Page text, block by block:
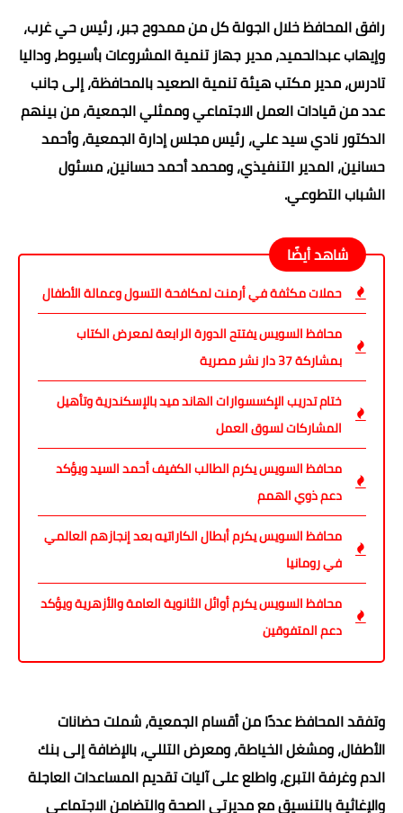
رافق المحافظ خلال الجولة كل من ممدوح جبر، رئيس حي غرب،
وإيهاب عبدالحميد، مدير جهاز تنمية المشروعات بأسيوط، وداليا
تادرس، مدير مكتب هيئة تنمية الصعيد بالمحافظة، إلى جانب
عدد من قيادات العمل الاجتماعي وممثلي الجمعية، من بينهم
الدكتور نادي سيد علي، رئيس مجلس إدارة الجمعية، وأحمد
حسانين، المدير التنفيذي، ومحمد أحمد حسانين، مسئول
الشباب التطوعي.
شاهد أيضًا
حملات مكثفة في أرمنت لمكافحة التسول وعمالة الأطفال
محافظ السويس يفتتح الدورة الرابعة لمعرض الكتاب
بمشاركة 37 دار نشر مصرية
ختام تدريب الإكسسوارات الهاند ميد بالإسكندرية وتأهيل
المشاركات لسوق العمل
محافظ السويس يكرم الطالب الكفيف أحمد السيد ويؤكد
دعم ذوي الهمم
محافظ السويس يكرم أبطال الكاراتيه بعد إنجازهم العالمي
في رومانيا
محافظ السويس يكرم أوائل الثانوية العامة والأزهرية ويؤكد
دعم المتفوقين
وتفقد المحافظ عددًا من أقسام الجمعية، شملت حضانات
الأطفال، ومشغل الخياطة، ومعرض التللي، بالإضافة إلى بنك
الدم وغرفة التبرع، واطلع على آليات تقديم المساعدات العاجلة
والإغاثية بالتنسيق مع مديرتي الصحة والتضامن الاجتماعي